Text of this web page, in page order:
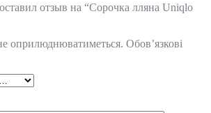
отзыв на “Сорочка лляна Uniqlo
оприлюднюватиметься. Обов’язкові